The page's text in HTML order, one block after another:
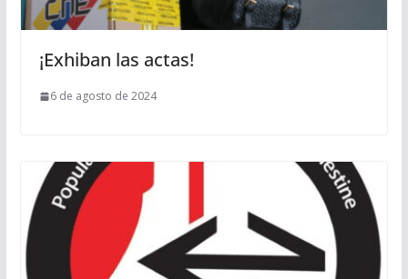
¡Exhiban las actas!
6 de agosto de 2024